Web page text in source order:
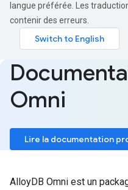
langue préférée. Les
contenir des erreurs.
Omni
Lire la documentation
AlloyDB Omni est un